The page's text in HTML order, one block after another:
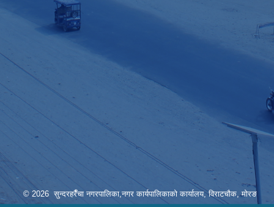
© 2026 सुन्दरहरैँचा नगरपालिका,नगर कार्यपालिकाको कार्यालय, विराटचौक, मोरङ